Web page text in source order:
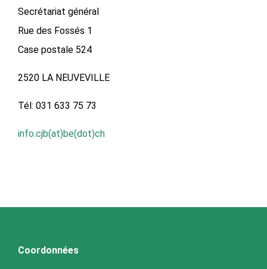
Secrétariat général
Rue des Fossés 1
Case postale 524
2520 LA NEUVEVILLE
Tél: 031 633 75 73
info.cjb(at)be(dot)ch
Coordonnées